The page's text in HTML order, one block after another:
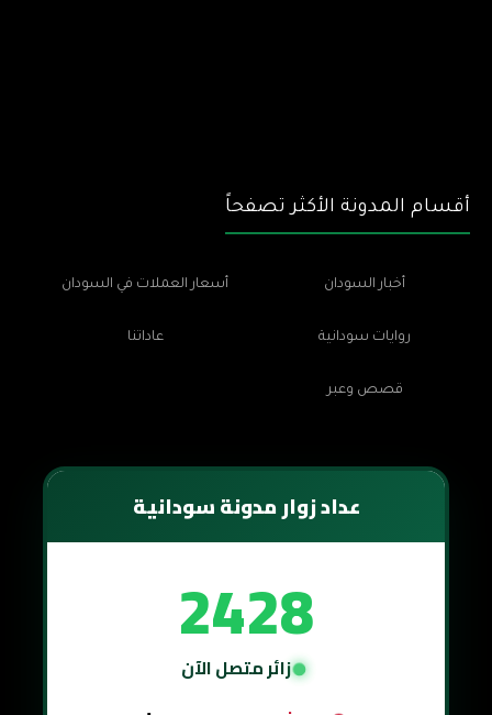
أقسام المدونة الأكثر تصفحاً
أخبار السودان أسعار العملات في السودان
روايات سودانية عاداتنا
قصص وعبر
عداد زوار مدونة سودانية
2428
زائر متصل الآن